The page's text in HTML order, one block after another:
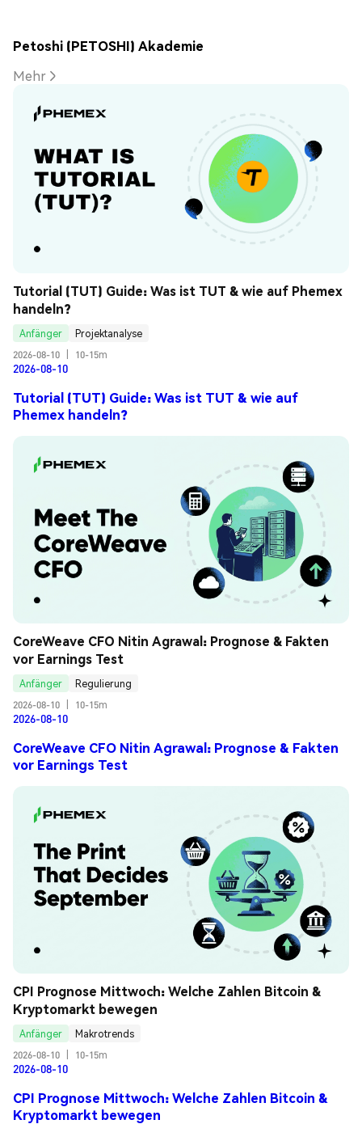
Petoshi (PETOSHI) Akademie
Mehr
Tutorial (TUT) Guide: Was ist TUT & wie auf Phemex
handeln?
Anfänger
Projektanalyse
2026-08-10
10-15m
2026-08-10
Tutorial (TUT) Guide: Was ist TUT & wie auf
Phemex handeln?
CoreWeave CFO Nitin Agrawal: Prognose & Fakten
vor Earnings Test
Anfänger
Regulierung
2026-08-10
10-15m
2026-08-10
CoreWeave CFO Nitin Agrawal: Prognose & Fakten
vor Earnings Test
CPI Prognose Mittwoch: Welche Zahlen Bitcoin &
Kryptomarkt bewegen
Anfänger
Makrotrends
2026-08-10
10-15m
2026-08-10
CPI Prognose Mittwoch: Welche Zahlen Bitcoin &
Kryptomarkt bewegen